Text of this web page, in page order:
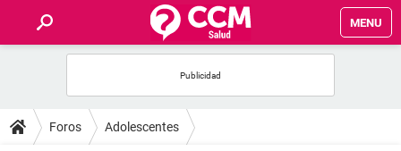
MENU
FOROS
Foros Adolescentes